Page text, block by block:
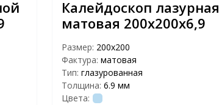
Калейдоскоп лазурная
матовая 200х200х6,9
Размер: 200х200
Фактура: матовая
Тип: глазурованная
Толщина: 6.9 мм
Цвета: